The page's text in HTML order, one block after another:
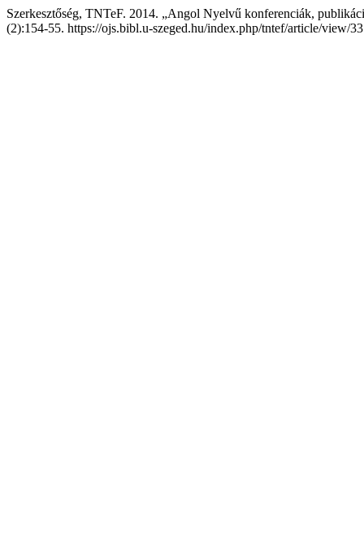
Szerkesztőség, TNTeF. 2014. „Angol Nyelvű konferenciák,
(2):154-55. https://ojs.bibl.u-szeged.hu/index.php/tntef/article/view/